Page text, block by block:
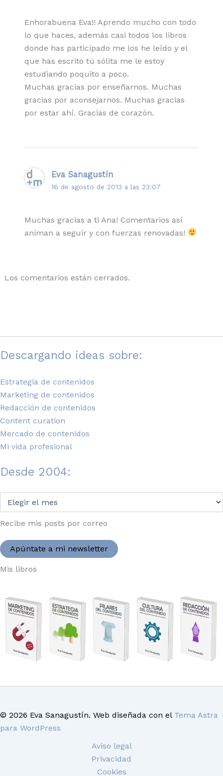
Enhorabuena Eva!! Aprendo mucho con todo
lo que haces, además casi todos los libros
donde has participado me los he leído y el
que has escrito tú sólita me le estoy
estudiando poquito a poco.
Muchas gracias por enseñarnos. Muchas
gracias por aconsejarnos. Muchas gracias
por estar ahí. Gracias de corazón.
Eva Sanagustín
16 de agosto de 2013 a las 23:07
Muchas gracias a ti Ana! Comentarios así
animan a seguir y con fuerzas renovadas!
Los comentarios están cerrados.
Descargando ideas sobre:
Estrategia de contenidos
Marketing de contenidos
Redacción de contenidos
Content curation
Mercado de contenidos
Mi vida profesional
Desde 2004:
2004:
Recibe mis posts por correo
Apúntate a mi newsletter
Mis libros
© 2026 Eva Sanagustín. Web diseñada con el Tema Astra
para WordPress
Aviso legal
Privacidad
Cookies